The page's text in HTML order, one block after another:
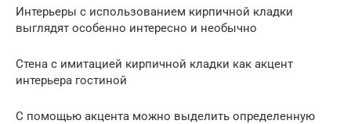
Интерьеры с использованием кирпичной кладки
выглядят особенно интересно и необычно
Стена с имитацией кирпичной кладки как акцент
интерьера гостиной
С помощью акцента можно выделить определенную